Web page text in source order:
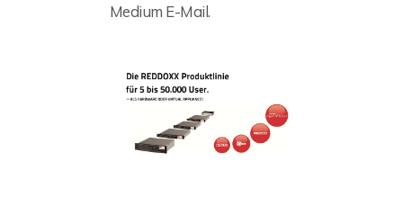
Medium E-Mail.